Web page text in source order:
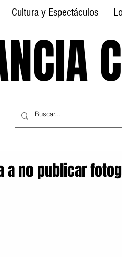
Cultura y Espectáculos
a no publicar